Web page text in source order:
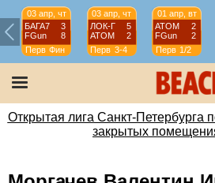
03 апр, чт
БАГА7
3
FGun
8
Перв Фин
03 апр, чт
ЛОК-Г
5
АТОМ
2
Перв 3-4
01 апр, вт
АТОМ
2
FGun
2
Перв 1/2
Открытая лига Санкт-Петербурга
закрытых